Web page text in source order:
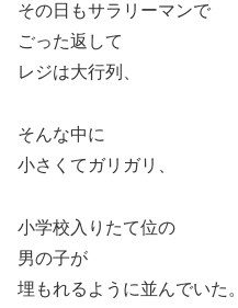
その日もサラリーマンで
ごった返して
レジは大行列、
そんな中に
小さくてガリガリ、
小学校入りたて位の
男の子が
埋もれるように並んでいた。